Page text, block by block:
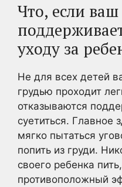
Что, если
уходу за
Не для всех детей
грудью проходит
отказываются
суетиться. Главное
мягко пытаться
попить из груди.
своего ребенка
противоположный